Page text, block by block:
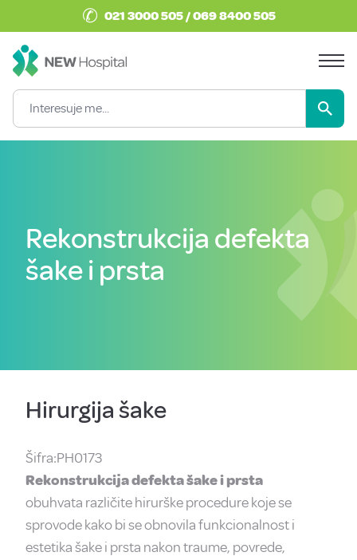
✆ 021 3000 505 / 069 8400 505
Rekonstrukcija defekta
šake i prsta
Hirurgija šake
Šifra:PH0173
Rekonstrukcija defekta šake i prsta
obuhvata različite hirurške procedure koje se
sprovode kako bi se obnovila funkcionalnost i
estetika šake i prsta nakon traume, povrede,